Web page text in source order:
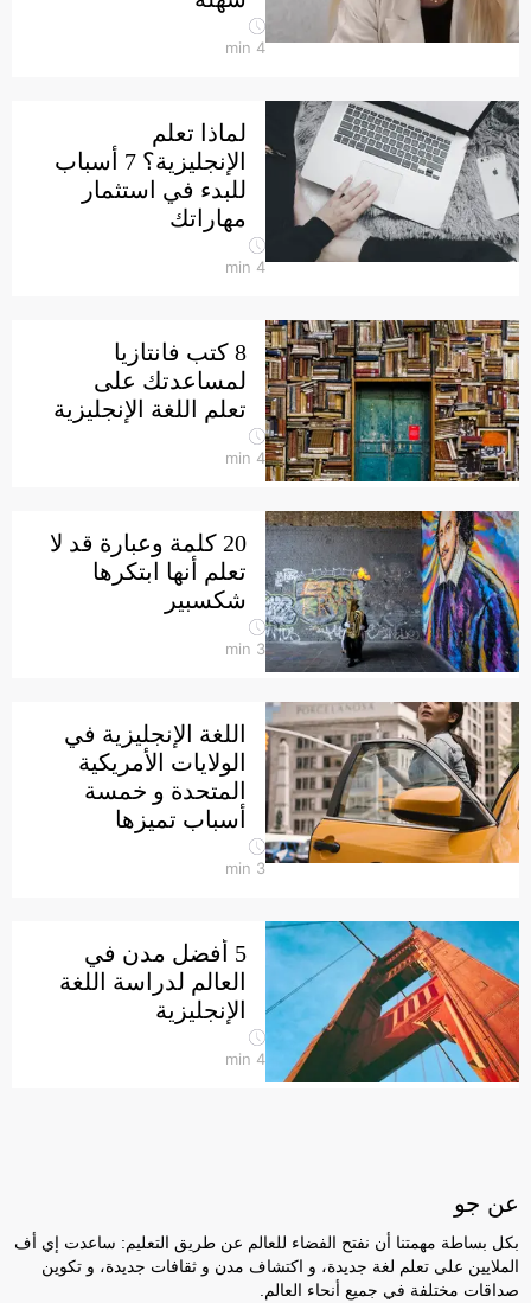
4
min
لماذا تعلم
الإنجليزية؟ 7 أسباب
للبدء في استثمار
مهاراتك
4
min
8 كتب فانتازيا
لمساعدتك على
تعلم اللغة الإنجليزية
4
min
20 كلمة وعبارة قد لا
تعلم أنها ابتكرها
شكسبير
3
min
اللغة الإنجليزية في
الولايات الأمريكية
المتحدة و خمسة
أسباب تميزها
3
min
5 أفضل مدن في
العالم لدراسة اللغة
الإنجليزية
4
min
عن جو
بكل بساطة مهمتنا أن نفتح الفضاء للعالم عن طريق التعليم: ساعدت إي أف
الملايين على تعلم لغة جديدة، و اكتشاف مدن و ثقافات جديدة، و تكوين
صداقات مختلفة في جميع أنحاء العالم.